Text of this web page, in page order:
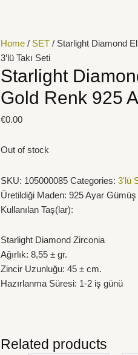
Home / SET / Starlight Diamond
3’lü Takı Seti
Starlight
Gold Renk 925
€0.00
Out of stock
SKU: 105000085 Categories: 3'lü
Üretildiği Maden: 925 Ayar Gümüş
Kullanılan Taş(lar):
Starlight Diamond Zirconia
Ağırlık: 8,55 ± gr.
Zincir Uzunluğu: 45 ± cm.
Hazırlanma Süresi: 1-2 iş günü
Related products